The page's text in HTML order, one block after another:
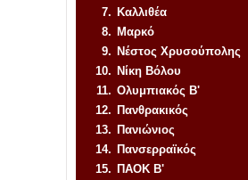
7. Καλλιθέα
8. Μαρκό
9. Νέστος Χρυσούπολης
10. Νίκη Βόλου
11. Ολυμπιακός Β'
12. Πανθρακικός
13. Πανιώνιος
14. Πανσερραϊκός
15. ΠΑΟΚ Β'